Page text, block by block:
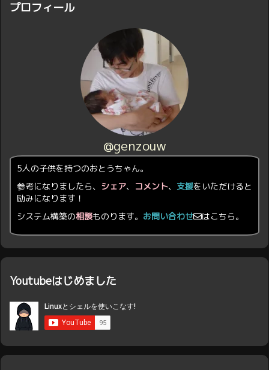
プロフィール
@genzouw
5人の子供を持つのおとうちゃん。
参考になりましたら、 シェア、 コメント、 支援をいただけると
励みになります！
システム構築の相談ものります。 お問い合わせ はこちら。
Youtubeはじめました